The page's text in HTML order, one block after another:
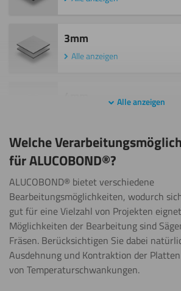
3mm
Alle anzeigen
6mm
Alle anzeigen
Welche
für ALUCOBOND®?
ALUCOBOND® bietet verschiedene
Bearbeitungsmöglichkeiten, wodurch
gut für eine Vielzahl von Projekten
Möglichkeiten der Bearbeitung sind
Fräsen. Berücksichtigen Sie dabei
Ausdehnung und Kontraktion der
von Temperaturschwankungen.